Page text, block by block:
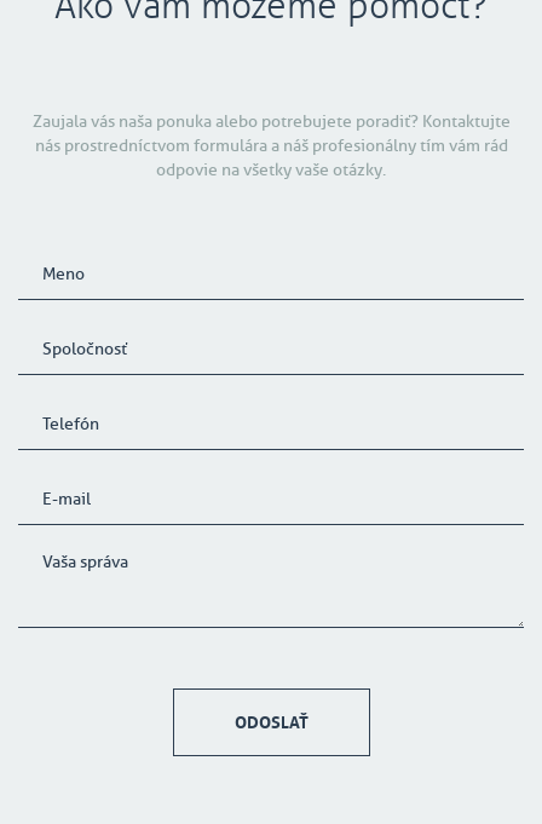
Zaujala vás naša ponuka alebo potrebujete poradiť? Kontaktujte
nás prostredníctvom formulára a náš profesionálny tím vám rád
odpovie na všetky vaše otázky.
ODOSLAŤ